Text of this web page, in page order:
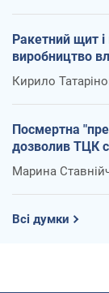
Ракетний щит і
виробництво
Кирило
Посмертна
дозволив ТЦК
Марина
Всі думки